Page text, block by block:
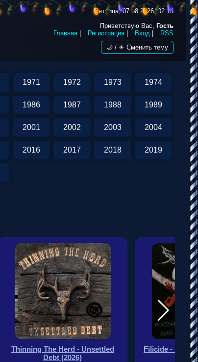
Пятница, 07.08.2026, 02:13
Приветствую Вас, Гость
Главная
Регистрация Вход
RSS
🌙 / ☀ Сменить тему
1971 1972 1973 1974
1986 1987 1988 1989
2001 2002 2003 2004
2016 2017 2018 2019
Thinning The Herd - Unsettled
Debt (2026)
Filicide -